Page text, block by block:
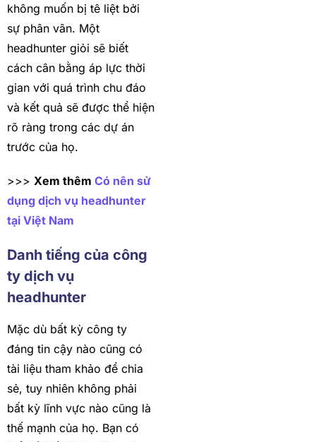
không muốn bị tê liệt bởi
sự phân vân. Một
headhunter giỏi sẽ biết
cách cân bằng áp lực thời
gian với quá trình chu đáo
và kết quả sẽ được thể hiện
rõ ràng trong các dự án
trước của họ.
>>> Xem thêm Có nên sử
dụng dịch vụ headhunter
tại Việt Nam
Danh tiếng của công
ty dịch vụ
headhunter
Mặc dù bất kỳ công ty
đáng tin cậy nào cũng có
tài liệu tham khảo để chia
sẻ, tuy nhiên không phải
bất kỳ lĩnh vực nào cũng là
thế mạnh của họ. Bạn có